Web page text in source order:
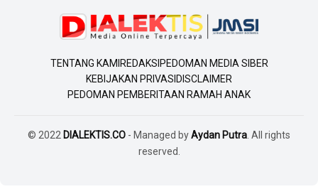
TENTANG KAMI REDAKSI PEDOMAN MEDIA SIBER
KEBIJAKAN PRIVASI DISCLAIMER
PEDOMAN PEMBERITAAN RAMAH ANAK
© 2022 DIALEKTIS.CO - Managed byAydan Putra. All rights
reserved.